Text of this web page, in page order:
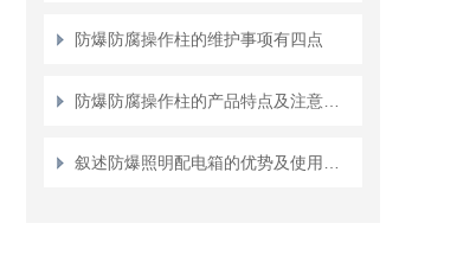
防爆防腐操作柱的维护事项有四点